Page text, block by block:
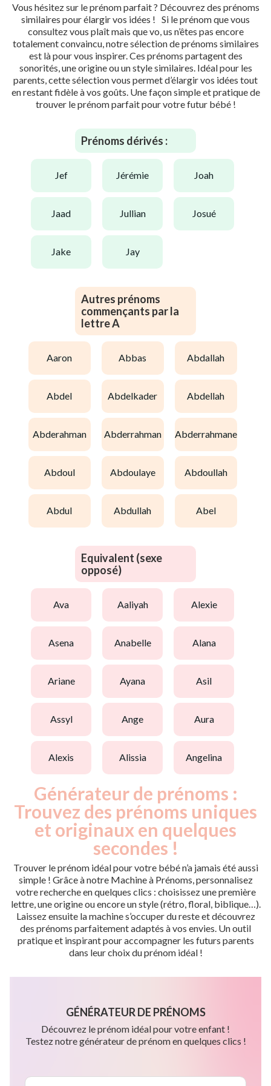
Vous hésitez sur le prénom parfait ? Découvrez des prénoms
similaires pour élargir vos idées ! Si le prénom que vous
consultez vous plaît mais que vo, us n’êtes pas encore
totalement convaincu, notre sélection de prénoms similaires
est là pour vous inspirer. Ces prénoms partagent des
sonorités, une origine ou un style similaires. Idéal pour les
parents, cette sélection vous permet d’élargir vos idées tout
en restant fidèle à vos goûts. Une façon simple et pratique de
trouver le prénom parfait pour votre futur bébé !
Prénoms dérivés :
jef jérémie joah
jaad jullian josué
jake jay
Autres prénoms
commençants par la
lettre A
aaron abbas abdallah
abdel abdelkader abdellah
abderahman abderrahman abderrahmane
abdoul abdoulaye abdoullah
abdul abdullah abel
Equivalent (sexe
opposé)
ava aaliyah alexie
asena anabelle alana
ariane ayana asil
assyl ange aura
alexis alissia angelina
Générateur de prénoms :
Trouvez des prénoms uniques
et originaux en quelques
secondes !
Trouver le prénom idéal pour votre bébé n’a jamais été aussi
simple ! Grâce à notre Machine à Prénoms, personnalisez
votre recherche en quelques clics : choisissez une première
lettre, une origine ou encore un style (rétro, floral, biblique…).
Laissez ensuite la machine s’occuper du reste et découvrez
des prénoms parfaitement adaptés à vos envies. Un outil
pratique et inspirant pour accompagner les futurs parents
dans leur choix du prénom idéal !
GÉNÉRATEUR DE PRÉNOMS
Découvrez le prénom idéal pour votre enfant !
Testez notre générateur de prénom en quelques clics !